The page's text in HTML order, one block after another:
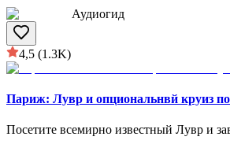
Аудиогид
4,5 (1.3K)
Париж: Лувр и опциональнвй круиз
Посетите всемирно известный Лувр и